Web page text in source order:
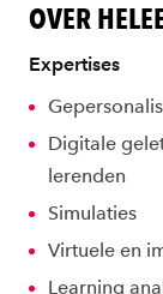
OVER
Expertises
Digitale
lerenden
Simulaties
Virtuele en
Learning